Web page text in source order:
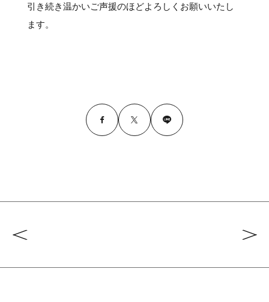
Tags
#キャンプ
引き続き温かいご声援のほどよろしくお願いいたし
ます。